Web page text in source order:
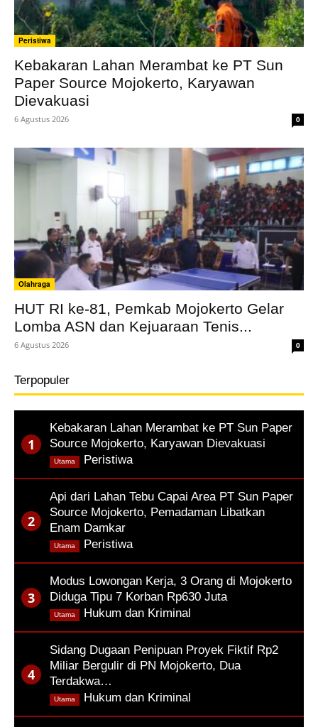
Peristiwa
Kebakaran Lahan Merambat ke PT Sun
Paper Source Mojokerto, Karyawan
Dievakuasi
6 Agustus 2026 0
Olahraga
HUT RI ke-81, Pemkab Mojokerto Gelar
Lomba ASN dan Kejuaraan Tenis...
6 Agustus 2026 0
Terpopuler
Kebakaran Lahan Merambat ke PT Sun Paper
Source Mojokerto, Karyawan Dievakuasi
Peristiwa,
Utama
Api dari Lahan Tebu Capai Area PT Sun Paper
Source Mojokerto, Pemadaman Libatkan
Enam Damkar
Peristiwa,
Utama
Modus Lowongan Kerja, 3 Orang di Mojokerto
Diduga Tipu 7 Korban Rp630 Juta
Hukum dan Kriminal
Utama
Sidang Dugaan Penipuan Proyek Fiktif Rp2
Miliar Bergulir di PN Mojokerto, Dua
Terdakwa…
Hukum dan Kriminal
Utama